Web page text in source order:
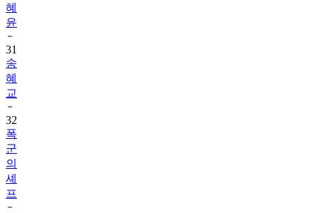
혜
윤
31
송
혜
교
32
폭
군
의
셰
프